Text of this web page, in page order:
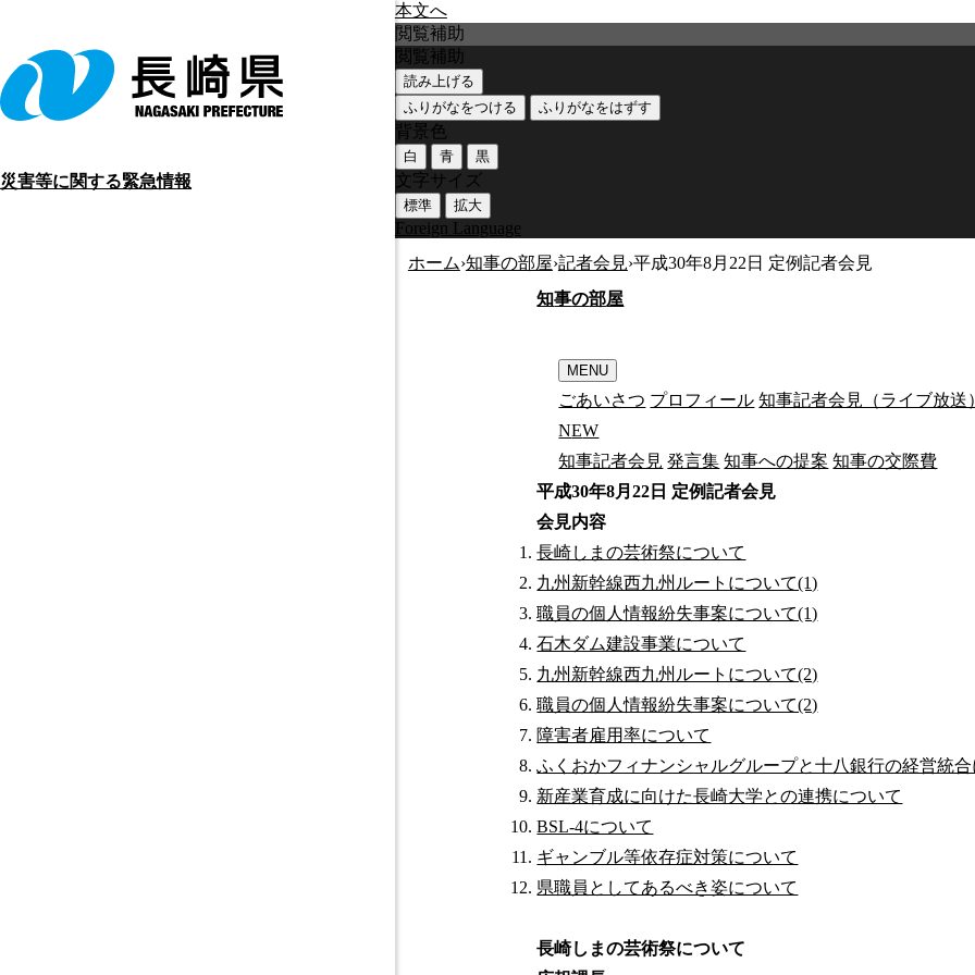
本文へ
災害等に関する緊急情報
閲覧補助
閲覧補助
読み上げる
ふりがなをつける
ふりがなをはずす
背景色
白 青 黒
文字サイズ
標準 拡大
Foreign Language
ホーム›知事の部屋›記者会見›平成30年8月22日 定例記者会見
知事の部屋
MENU
ごあいさつ プロフィール 知事記者会見（ライブ放送
NEW
知事記者会見 発言集 知事への提案 知事の交際費
平成30年8月22日 定例記者会見
会見内容
長崎しまの芸術祭について
九州新幹線西九州ルートについて(1)
職員の個人情報紛失事案について(1)
石木ダム建設事業について
九州新幹線西九州ルートについて(2)
職員の個人情報紛失事案について(2)
障害者雇用率について
ふくおかフィナンシャルグループと十八銀行の経営統
新産業育成に向けた長崎大学との連携について
BSL-4について
ギャンブル等依存症対策について
県職員としてあるべき姿について
長崎しまの芸術祭について